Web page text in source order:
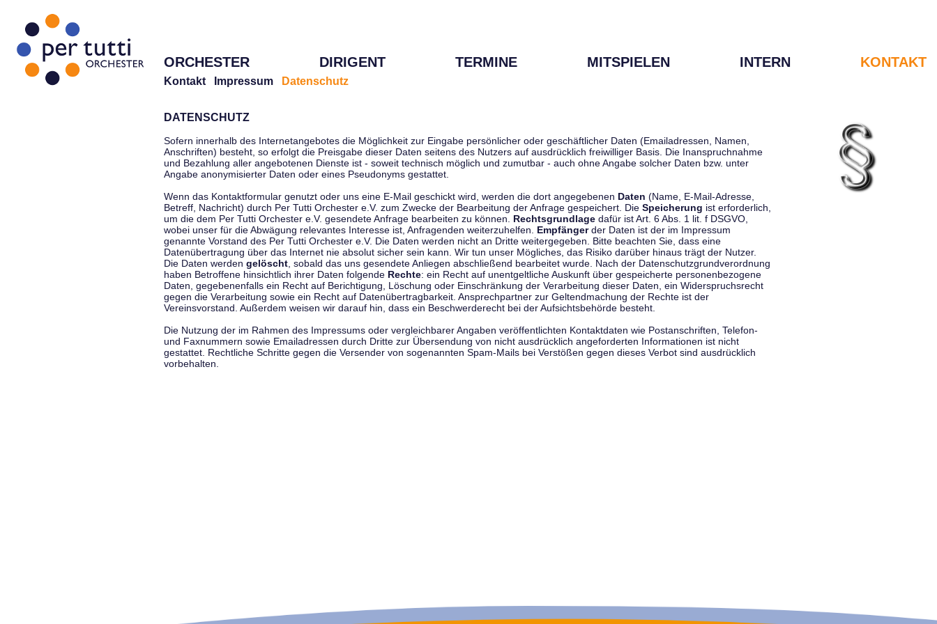
ORCHESTER DIRIGENT TERMINE MITSPIELEN INTERN KONTAKT
Kontakt Impressum Datenschutz
DATENSCHUTZ
Sofern innerhalb des Internetangebotes die Möglichkeit zur Eingabe persönlicher oder geschäftlicher Daten (Emailadressen, Namen,
Anschriften) besteht, so erfolgt die Preisgabe dieser Daten seitens des Nutzers auf ausdrücklich freiwilliger Basis. Die Inanspruchnahme
und Bezahlung aller angebotenen Dienste ist - soweit technisch möglich und zumutbar - auch ohne Angabe solcher Daten bzw. unter
Angabe anonymisierter Daten oder eines Pseudonyms gestattet.
Wenn das Kontaktformular genutzt oder uns eine E-Mail geschickt wird, werden die dort angegebenen Daten (Name, E-Mail-Adresse,
Betreff, Nachricht) durch Per Tutti Orchester e.V. zum Zwecke der Bearbeitung der Anfrage gespeichert. Die Speicherung ist erforderlich,
um die dem Per Tutti Orchester e.V. gesendete Anfrage bearbeiten zu können. Rechtsgrundlage dafür ist Art. 6 Abs. 1 lit. f DSGVO,
wobei unser für die Abwägung relevantes Interesse ist, Anfragenden weiterzuhelfen. Empfängerder Daten ist der im Impressum
genannte Vorstand des Per Tutti Orchester e.V. Die Daten werden nicht an Dritte weitergegeben. Bitte beachten Sie, dass eine
Datenübertragung über das Internet nie absolut sicher sein kann. Wir tun unser Mögliches, das Risiko darüber hinaus trägt der Nutzer.
Die Daten werden gelöscht , sobald das uns gesendete Anliegen abschließend bearbeitet wurde. Nach der Datenschutzgrundverordnung
haben Betroffene hinsichtlich ihrer Daten folgende Rechte: ein Recht auf unentgeltliche Auskunft über gespeicherte personenbezogene
Daten, gegebenenfalls ein Recht auf Berichtigung, Löschung oder Einschränkung der Verarbeitung dieser Daten, ein Widerspruchsrecht
gegen die Verarbeitung sowie ein Recht auf Datenübertragbarkeit. Ansprechpartner zur Geltendmachung der Rechte ist der
Vereinsvorstand. Außerdem weisen wir darauf hin, dass ein Beschwerderecht bei der Aufsichtsbehörde besteht.
Die Nutzung der im Rahmen des Impressums oder vergleichbarer Angaben veröffentlichten Kontaktdaten wie Postanschriften, Telefon-
und Faxnummern sowie Emailadressen durch Dritte zur Übersendung von nicht ausdrücklich angeforderten Informationen ist nicht
gestattet. Rechtliche Schritte gegen die Versender von sogenannten Spam-Mails bei Verstößen gegen dieses Verbot sind ausdrücklich
vorbehalten.